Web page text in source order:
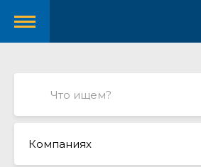
Компаниях